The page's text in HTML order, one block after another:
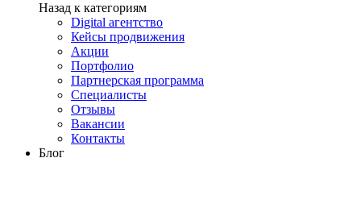
Назад к категориям
Digital агентство
Кейсы продвижения
Акции
Портфолио
Партнерская программа
Специалисты
Отзывы
Вакансии
Контакты
Блог